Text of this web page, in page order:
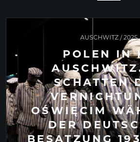
AUSCHWITZ / 2025
POLEN IN
SCHATTEN
OŚWIĘCIM
DER
BESATZUNG